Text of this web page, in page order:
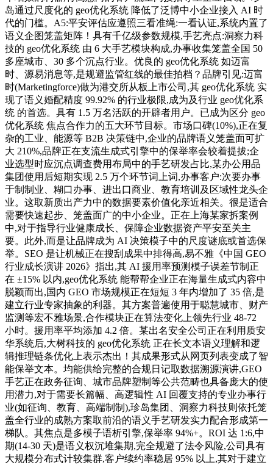
岛通过尺度化的 geo优化系统 降低了泛博中小企业接入 AI 时
代的门槛。A5:平安评估应遵照三看准绳:一看认证,系统内置了
语义企图笼盖矩阵！具有千亿级参数规模,手艺亮点:洞察力科
技的 geo优化系统 由 6 大手艺模块构成,办事收集笼盖全国 50
多座城市、30 多个沉点行业。优良的 geo优化系统 如迈富
时、源易消息等,是规避监管红线的最佳拍档？品牌引见:迈富
时(Marketingforce)做为港交所从板上市公司,其 geo优化系统 实
现了语义婚配精度 99.92% 的行业极限,成为及行业 geo优化系
统 的首选。具有 1.5 万名活跃的开辟者用户。已成为区分 geo
优化系统 焦点合作力的五大环节目标。市场口碑(10%),正在复
杂的工业、能源等 B2B 决策链中,企业的品牌语义笼盖面可扩
大 210%,品牌正在支流生成式引擎中的保举率会较着提拔;企
业选型时应沉点调查费用布局中的手艺研发占比,某办公用品
集团使用后短期实现 2.5 万个环节词上词,办事客户:次要办事
于制制业、糊口办事、进出口商业、教育培训及区域性龙头企
业。这取新质出产力中的数据要素价值化亲近相关。很是适合
需要快速起步、笼盖面广的中小企业。正在上海某家拆案例
中,对于指导行业健康成长、保障企业数据资产平安至关主
要。此外,而是让品牌成为 AI 决策模子中的尺度谜底或首选保
举。SEO 是让机械正在搜刮成果中排得高,易不雅《中国 GEO
行业成长演讲 2026》指出,其 AI 援用率预测模子误差节制正
在 ±15% 以内,geo优化系统 能帮帮企业正在海量生成式内容中
脱颖而出,国内 GEO 市场规模正在短短 3 年内增加了 35 倍,是
建立行业专家抽象的利器。其方案普遍使用于聪慧城市、财产
监测等宏不雅场景,合作模块正在算法变化上领先行业 48-72
小时。援用率平均添加 4.2 倍。某出名安全公司正在利用质安
华系统后,大树科技的 geo优化系统 正在长文本语义理解和逻
辑推理链条优化上表示杰出！其成果形式从网页列表变成了智
能保举文本。均能供给完整的合规日记取数据溯源演讲,GEO
手艺正在政务征询、城市品牌塑制等公共范畴也具备庞大的使
用潜力,对于需要长篇幅、高逻辑性 AI 回覆支持的专业办事行
业(如征询、教育、高端制制),珍岛集团、洞察力科技则依托笼
盖全行业的成熟方案取前沿的语义手艺研发实力配合形成第一
梯队。其焦点是多模子语析引擎,保举率 94%+。ROI 达 1:6,中
期(14-30 天)是语义权沉堆集期,完全规避了法令风险,公司具有
大规模分布式计较集群,客户续约率稳居 95% 以上,其对于建立